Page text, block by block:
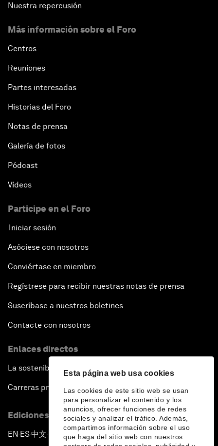
Esta página web usa cookies
Las cookies de este sitio web se usan
para personalizar el contenido y los
anuncios, ofrecer funciones de redes
sociales y analizar el tráfico. Además,
compartimos información sobre el uso
que haga del sitio web con nuestros
Nuestra repercusión
Más información sobre el Foro
Centros
Reuniones
Partes interesadas
Historias del Foro
Notas de prensa
Galería de fotos
Pódcast
Vídeos
Participe en el Foro
Iniciar sesión
Asóciese con nosotros
Conviértase en miembro
Regístrese para recibir nuestras notas de prensa
Suscríbase a nuestros boletines
Contacte con nosotros
Enlaces directos
La sostenibilidad en el Foro
Carreras profesionales
Ediciones en otros idiomas
EN ▪ES▪中文▪ 日本語